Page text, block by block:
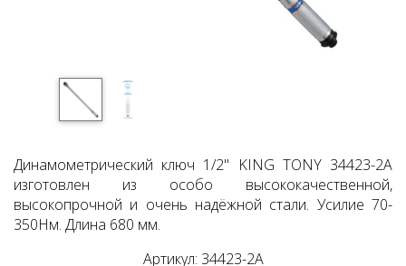
Динамометрический ключ 1/2" KING TONY 34423-2A
изготовлен из особо высококачественной,
высокопрочной и очень надёжной стали. Усилие 70-
350Нм. Длина 680 мм.
Артикул: 34423-2A